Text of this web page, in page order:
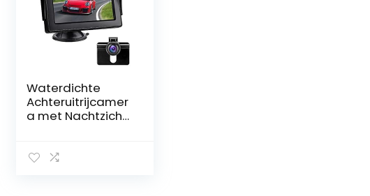
Waterdichte
Achteruitrijcamer
a met Nachtzicht